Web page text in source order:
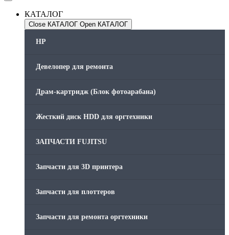
КАТАЛОГ
Close КАТАЛОГ Open КАТАЛОГ
HP
Девелопер для ремонта
Драм-картридж (Блок фотоарабана)
Жесткий диск HDD для оргтехники
ЗАПЧАСТИ FUJITSU
Запчасти для 3D принтера
Запчасти для плоттеров
Запчасти для ремонта оргтехники